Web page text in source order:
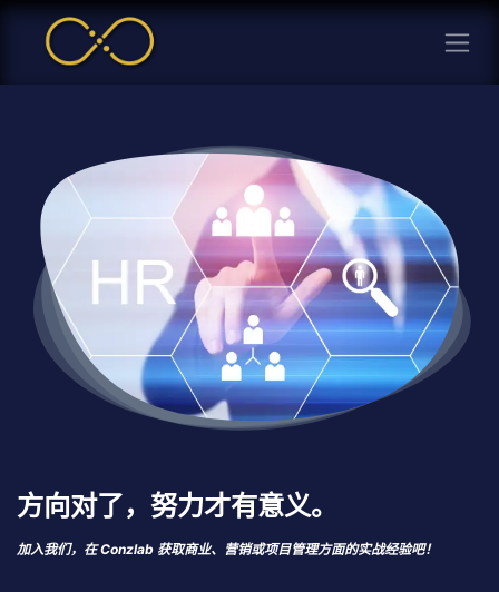
方向对了，努力才有意义。
加入我们，在 Conzlab 获取商业、营销或项目管理方面的实战经验吧！